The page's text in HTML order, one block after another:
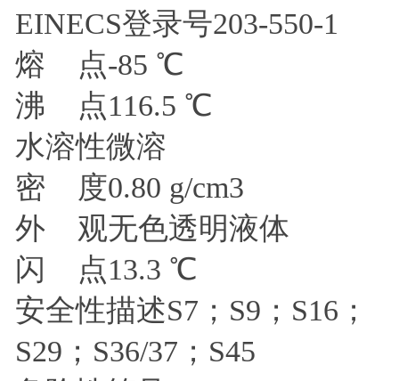
EINECS登录号203-550-1
熔 点-85 ℃
沸 点116.5 ℃
水溶性微溶
密 度0.80 g/cm3
外 观无色透明液体
闪 点13.3 ℃
安全性描述S7；S9；S16；
S29；S36/37；S45